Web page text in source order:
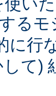
るモ
に行
て)